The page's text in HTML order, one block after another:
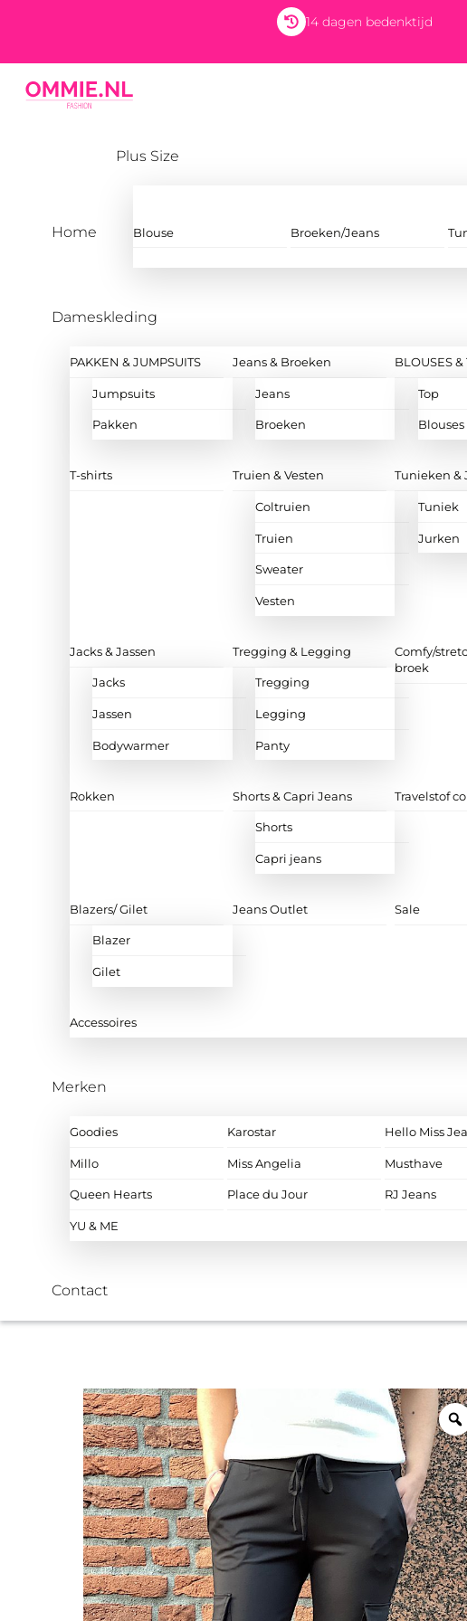
content
14 dagen bedenktijd
Home
Plus Size
Blouse Broeken/Jeans
Dameskleding
PAKKEN & JUMPSUITS
Jumpsuits
Pakken
Jeans & Broeken
Jeans
Broeken
BLOUSES &
Top
Blouses
T-shirts Truien & Vesten
Coltruien
Truien
Sweater
Vesten
Tunieken &
Tuniek
Jurken
Jacks & Jassen
Jacks
Jassen
Bodywarmer
Tregging & Legging
Tregging
Legging
Panty
Comfy/
broek
Rokken Shorts & Capri Jeans
Shorts
Capri jeans
Travelstof
Blazers/ Gilet
Blazer
Gilet
Jeans Outlet Sale
Accessoires
Merken
Goodies Karostar Hello Miss
Millo Miss Angelia Musthave
Queen Hearts Place du Jour RJ Jeans
YU & ME
Contact